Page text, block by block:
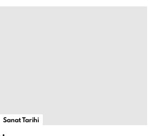
Sanat Tarihi